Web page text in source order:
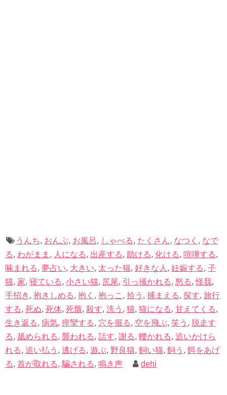
そんなあなたのために尽くしてくれる、決して裏切っては
ならない素晴らしい人の存在も暗示しています。
ただ、汚れた猫が死ぬことなく夢に居続けた場合、やはり
大きな災難は現れます。
無意識の場合は仕方ありませんが、何か心当たりがあるの
であれば、芽を摘むよう努力をしましょう。
かといって運命的に決まってしまっている訳ではなく、あ
えて夢を通してあなたに警告してくれている場合がほとん
どです。
その意味をしっかりと汲み取り、現実に反映できるように
すれば、きっと素敵な日々を過ごすことができますよ。
夢があなたに伝えてくれるメッセージを見逃さないように
うんち, おんぶ, お風呂, しゃべる, たくさん, なつく , なで
る, わがまま , 人になる, 出産する, 助ける, 化ける, 喧嘩する,
噛まれる, 夢占い, 大きい, 太った猫, 好きな人 , 妊娠する, 子
猫, 家, 寝ている, 小さい猫, 尻尾, 引っ掻かれる, 怒る,怪我,
手招き , 抱きしめる, 抱く , 抱っこ , 拾う , 捕まえる, 探す, 旅行
する, 死ぬ, 死体, 死骸, 殺す, 洗う , 猫, 猫になる, 甘えてくる,
生き返る, 病気, 痙攣する, 穴を掘る, 空を飛ぶ, 笑う , 脱走す
る, 舐められる, 襲われる, 話す, 謝る, 轢かれる, 追いかけら
れる, 追い払う , 逃げる, 遊ぶ, 野良猫, 飼い猫, 飼う , 餌をあげ
る, 首が取れる, 騙される, 鳴き声 dehi